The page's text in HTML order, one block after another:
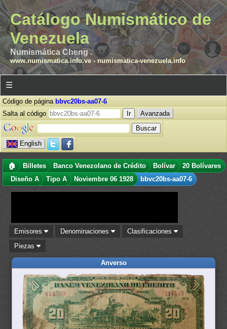
Catálogo Numismático de
Venezuela
Numismática Cheng .
www.numismatica.info.ve- numismatica-venezuela.info
☰
Código de página bbvc20bs-aa07-6
Salta al código
Avanzada
English
🏠 Billetes Banco Venezolano de Crédito Bolívar
20 Bolívares
Diseño A
Tipo A Noviembre 06 1928 bbvc20bs-aa07-6
Emisores Denominaciones
Clasificaciones
Piezas
Anverso